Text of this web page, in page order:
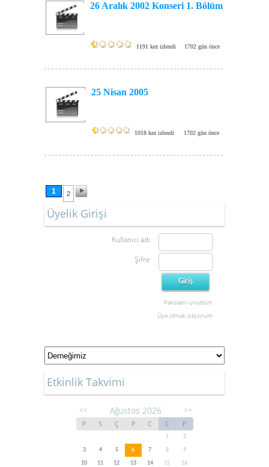
26 Aralık 2002 Konseri 1. Bölüm
1191 kez izlendi 1702 gün önce
25 Nisan 2005
1018 kez izlendi 1702 gün önce
1 2
Üyelik Girişi
Kullanıcı adı
Şifre
Parolamı unuttum
Üye olmak istiyorum
Etkinlik Takvimi
<< Ağustos 2026 >>
P S Ç P C C P
1
2
3
4 5 6 7 8
9
10
11 12 13 14 15
16